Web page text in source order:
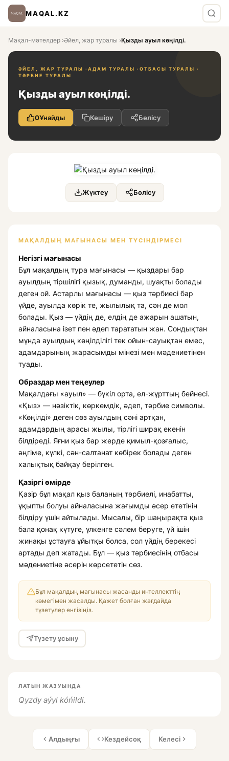
MAQAL.KZ
Мақал-мәтелдер ›Әйел, жар туралы ›Қызды ауыл көңілді.
ӘЙЕЛ, ЖАР ТУРАЛЫ · АДАМ ТУРАЛЫ · ОТБАСЫ ТУРАЛЫ ·
ТӘРБИЕ ТУРАЛЫ
Қызды ауыл көңілді.
0Ұнайды Көшіру Бөлісу
Жүктеу Бөлісу
МАҚАЛДЫҢ МАҒЫНАСЫ МЕН ТҮСІНДІРМЕСІ
Негізгі мағынасы
Бұл мақалдың тура мағынасы — қыздары бар
ауылдың тіршілігі қызық, думанды, шуақты болады
деген ой. Астарлы мағынасы — қыз тәрбиесі бар
үйде, ауылда көрік те, жылылық та, сән де мол
болады. Қыз — үйдің де, елдің де ажарын ашатын,
айналасына ізет пен әдеп тарататын жан. Сондықтан
мұнда ауылдың көңілділігі тек ойын-сауықтан емес,
адамдарының жарасымды мінезі мен мәдениетінен
туады.
Образдар мен теңеулер
Мақалдағы «ауыл» — бүкіл орта, ел-жұрттың бейнесі.
«Қыз» — нәзіктік, көркемдік, әдеп, тәрбие символы.
«Көңілді» деген сөз ауылдың сәні артқан,
адамдардың арасы жылы, тірлігі ширақ екенін
білдіреді. Яғни қыз бар жерде қимыл-қозғалыс,
әңгіме, күлкі, сән-салтанат көбірек болады деген
халықтық байқау берілген.
Қазіргі өмірде
Қазір бұл мақал қыз баланың тәрбиелі, инабатты,
ұқыпты болуы айналасына жағымды әсер ететінін
білдіру үшін айтылады. Мысалы, бір шаңырақта қыз
бала қонақ күтуге, үлкенге сәлем беруге, үй ішін
жинақы ұстауға ұйытқы болса, сол үйдің берекесі
артады деп жатады. Бұл — қыз тәрбиесінің отбасы
мәдениетіне әсерін көрсететін сөз.
Бұл мақалдың мағынасы жасанды интеллекттің
көмегімен жасалды. Қажет болған жағдайда
түзетулер енгізіңіз.
Түзету ұсыну
ЛАТЫН ЖАЗУЫНДА
Qyzdy aýyl kóńildi.
Алдыңғы Кездейсоқ Келесі